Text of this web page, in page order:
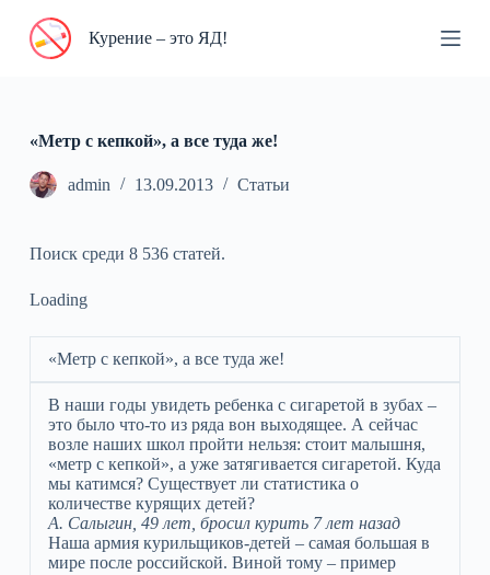
П
и
Курение – это ЯД!
«Метр с кепкой», а все туда же!
admin 13.09.2013 Статьи
Поиск среди 8 536 статей.
Loading
«Метр с кепкой», а все туда же!
В наши годы увидеть ребенка с сигаретой в зубах –
это было что-то из ряда вон выходящее. А сейчас
возле наших школ пройти нельзя: стоит малышня,
«метр с кепкой», а уже затягивается сигаретой. Куда
мы катимся? Существует ли статистика о
количестве курящих детей?
А. Салыгин, 49 лет, бросил курить 7 лет назад
Наша армия курильщиков-детей – самая большая в
мире после российской. Виной тому – пример